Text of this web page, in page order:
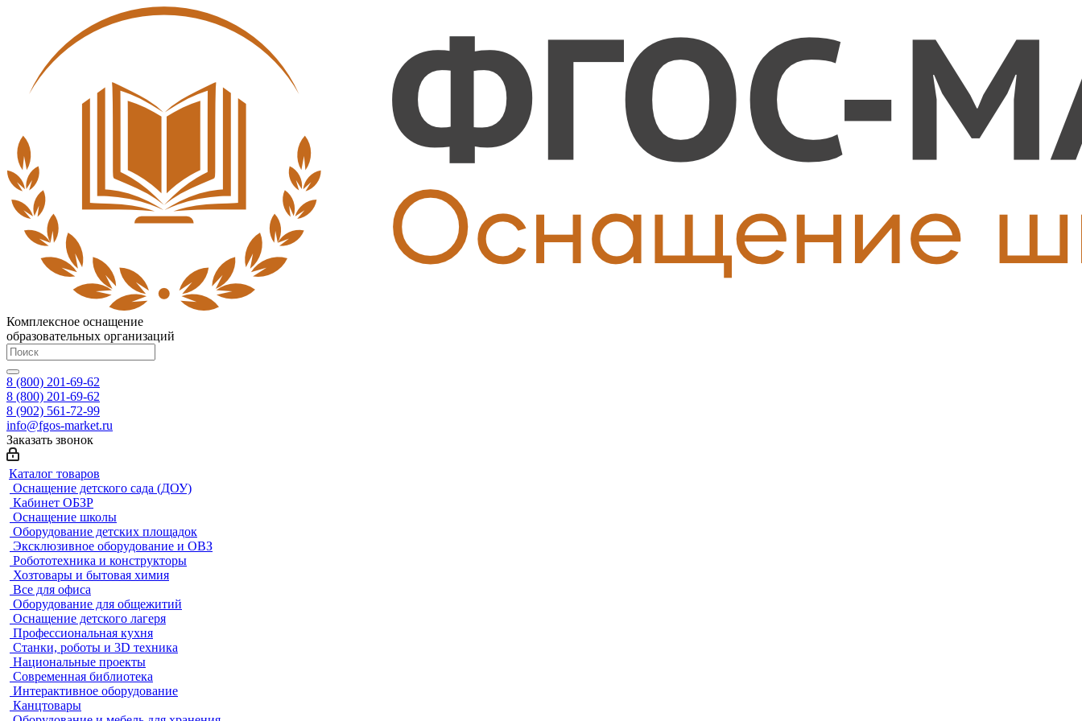
Комплексное оснащение
образовательных организаций
8 (800) 201-69-62
8 (800) 201-69-62
8 (902) 561-72-99
info@fgos-market.ru
Заказать звонок
Каталог товаров
Оснащение детского сада (ДОУ)
Кабинет ОБЗР
Оснащение школы
Оборудование детских площадок
Эксклюзивное оборудование и ОВЗ
Робототехника и конструкторы
Хозтовары и бытовая химия
Все для офиса
Оборудование для общежитий
Оснащение детского лагеря
Профессиональная кухня
Станки, роботы и 3D техника
Национальные проекты
Современная библиотека
Интерактивное оборудование
Канцтовары